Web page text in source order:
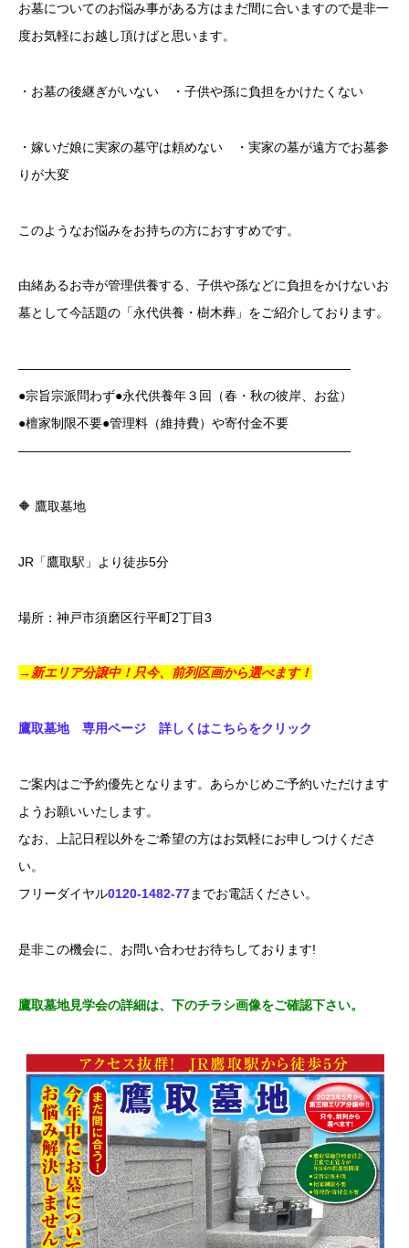
お墓についてのお悩み事がある方はまだ間に合いますので是非一
度お気軽にお越し頂けばと思います。
・お墓の後継ぎがいない ・子供や孫に負担をかけたくない
・嫁いだ娘に実家の墓守は頼めない ・実家の墓が遠方でお墓参
りが大変
このようなお悩みをお持ちの方におすすめです。
由緒あるお寺が管理供養する、子供や孫などに負担をかけないお
墓として今話題の「永代供養・樹木葬」をご紹介しております。
——————————————————————————
●宗旨宗派問わず●永代供養年３回（春・秋の彼岸、お盆）
●檀家制限不要●管理料（維持費）や寄付金不要
——————————————————————————
🔶 鷹取墓地
JR「鷹取駅」より徒歩5分
場所：神戸市須磨区行平町2丁目3
→新エリア分譲中！只今、前列区画から選べます！
鷹取墓地 専用ページ 詳しくはこちらをクリック
ご案内はご予約優先となります。あらかじめご予約いただけます
ようお願いいたします。
なお、上記日程以外をご希望の方はお気軽にお申しつけくださ
い。
フリーダイヤル0120-1482-77までお電話ください。
是非この機会に、お問い合わせお待ちしております!
鷹取墓地見学会の詳細は、下のチラシ画像をご確認下さい。